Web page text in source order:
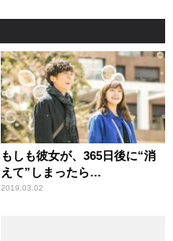
もしも彼女が、365日後に“消
えて”しまったら…
2019.03.02